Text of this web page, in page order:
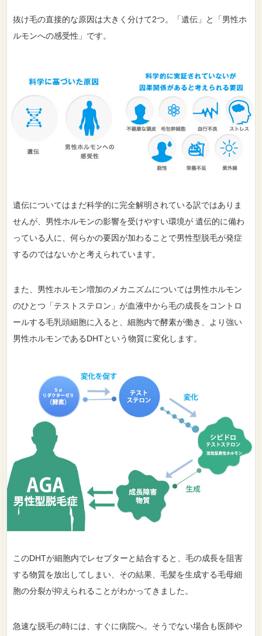
抜け毛の直接的な原因は大きく分けて2つ。「遺伝」と「男性ホ
ルモンへの感受性」です。
遺伝についてはまだ科学的に完全解明されている訳ではありま
せんが、男性ホルモンの影響を受けやすい環境が 遺伝的に備わ
っている人に、何らかの要因が加わることで男性型脱毛が発症
するのではないかと考えられています。
また、男性ホルモン増加のメカニズムについては男性ホルモン
のひとつ「テストステロン」が血液中から毛の成長をコントロ
ールする毛乳頭細胞に入ると、細胞内で酵素が働き、より強い
男性ホルモンであるDHTという物質に変化します。
このDHTが細胞内でレセプターと結合すると、毛の成長を阻害
する物質を放出してしまい、その結果、毛髪を生成する毛母細
胞の分裂が抑えられることがわかってきました。
急速な脱毛の時には、すぐに病院へ。そうでない場合も医師や